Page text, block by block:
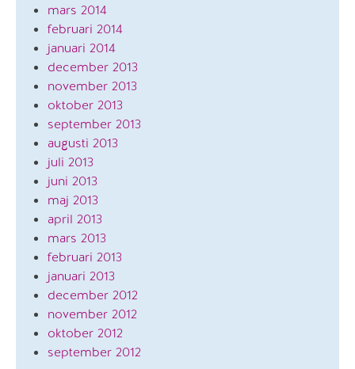
mars 2014
februari 2014
januari 2014
december 2013
november 2013
oktober 2013
september 2013
augusti 2013
juli 2013
juni 2013
maj 2013
april 2013
mars 2013
februari 2013
januari 2013
december 2012
november 2012
oktober 2012
september 2012